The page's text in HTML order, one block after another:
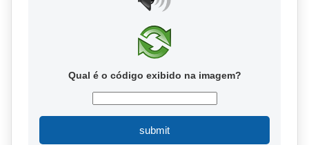
Qual é o código exibido na imagem?
submit